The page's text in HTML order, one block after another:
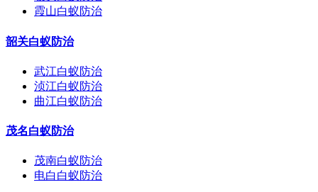
霞山白蚁防治
韶关白蚁防治
武江白蚁防治
浈江白蚁防治
曲江白蚁防治
茂名白蚁防治
茂南白蚁防治
电白白蚁防治